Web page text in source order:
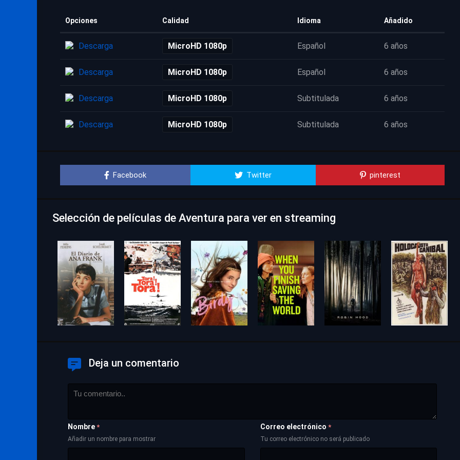
Opciones Calidad Idioma Añadido
Descarga MicroHD 1080p Español 6 años
Descarga MicroHD 1080p Español 6 años
Descarga MicroHD 1080p Subtitulada 6 años
Descarga MicroHD 1080p Subtitulada 6 años
Facebook Twitter pinterest
Selección de películas de Aventura para ver en streaming
Deja un comentario
Nombre *
Añadir un nombre para mostrar
Correo electrónico *
Tu correo electrónico no será publicado